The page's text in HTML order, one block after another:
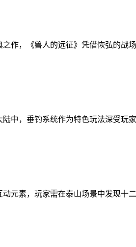
作，《兽人的远征》凭借恢弘的战
中，垂钓系统作为特色玩法深受玩
元素，玩家需在泰山场景中发现十